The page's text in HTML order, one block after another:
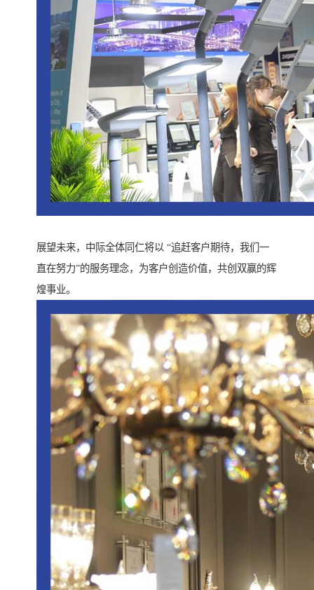
展望未来，中际全体同仁将以 “追赶客户期待，我们一
直在努力”的服务理念，为客户创造价值，共创双赢的辉
煌事业。